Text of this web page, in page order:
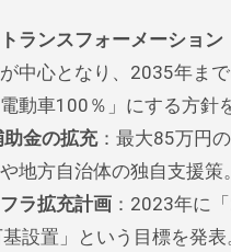
ランスフォーメーション
中心となり、2035年ま
動車100％」にする方針
助金の拡充：最大85万円
地方自治体の独自支援策。
ラ拡充計画 ：2023年に
設置」という目標を発表